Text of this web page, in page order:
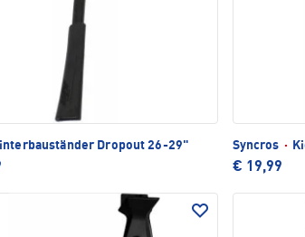
Dropout 26-29" Syncros ·
€ 19,99